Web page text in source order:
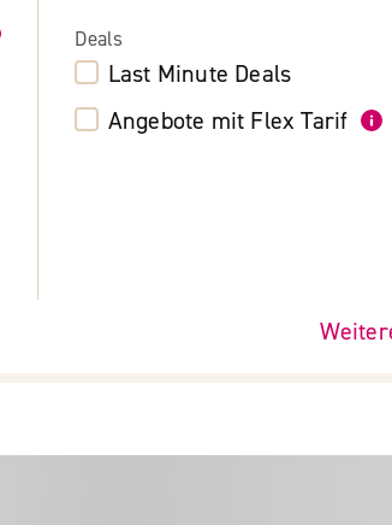
Deals
Last Minute Deals
Angebote mit Flex Tarif